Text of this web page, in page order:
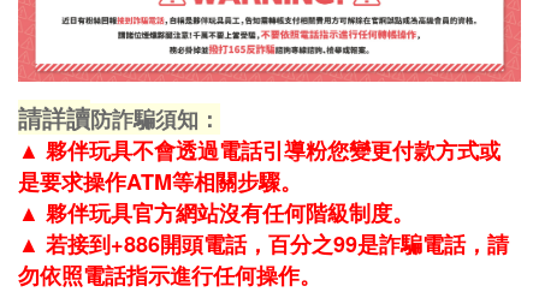
請詳讀防詐騙須知：
▲ 夥伴玩具不會透過電話引導粉您變更付款方式或
是要求操作ATM等相關步驟。
▲ 夥伴玩具官方網站沒有任何階級制度。
▲ 若接到+886開頭電話，百分之99是詐騙電話，請
勿依照電話指示進行任何操作。